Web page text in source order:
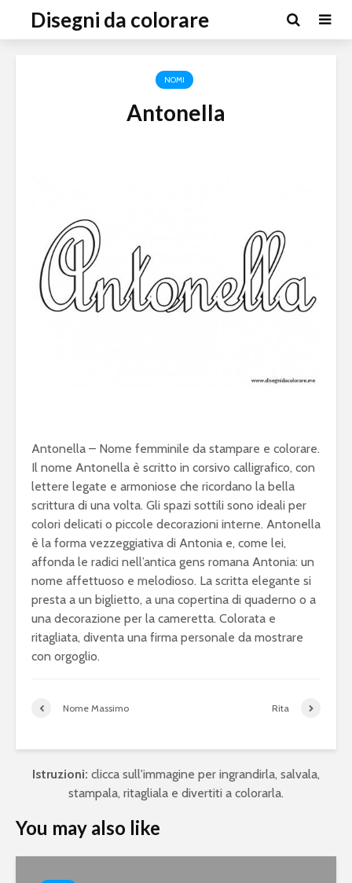
Disegni da colorare
NOMI
Antonella
Antonella – Nome femminile da stampare e colorare.
Il nome Antonella è scritto in corsivo calligrafico, con
lettere legate e armoniose che ricordano la bella
scrittura di una volta. Gli spazi sottili sono ideali per
colori delicati o piccole decorazioni interne. Antonella
è la forma vezzeggiativa di Antonia e, come lei,
affonda le radici nell’antica gens romana Antonia: un
nome affettuoso e melodioso. La scritta elegante si
presta a un biglietto, a una copertina di quaderno o a
una decorazione per la cameretta. Colorata e
ritagliata, diventa una firma personale da mostrare
con orgoglio.
Nome Massimo Rita
Istruzioni: clicca sull'immagine per ingrandirla, salvala,
stampala, ritagliala e divertiti a colorarla.
You may also like